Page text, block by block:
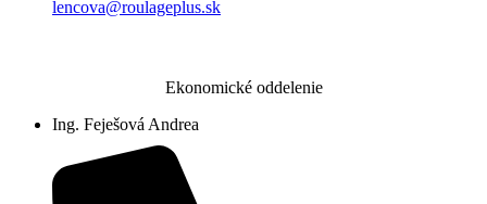
lencova@roulageplus.sk
Ekonomické oddelenie
Ing. Feješová Andrea